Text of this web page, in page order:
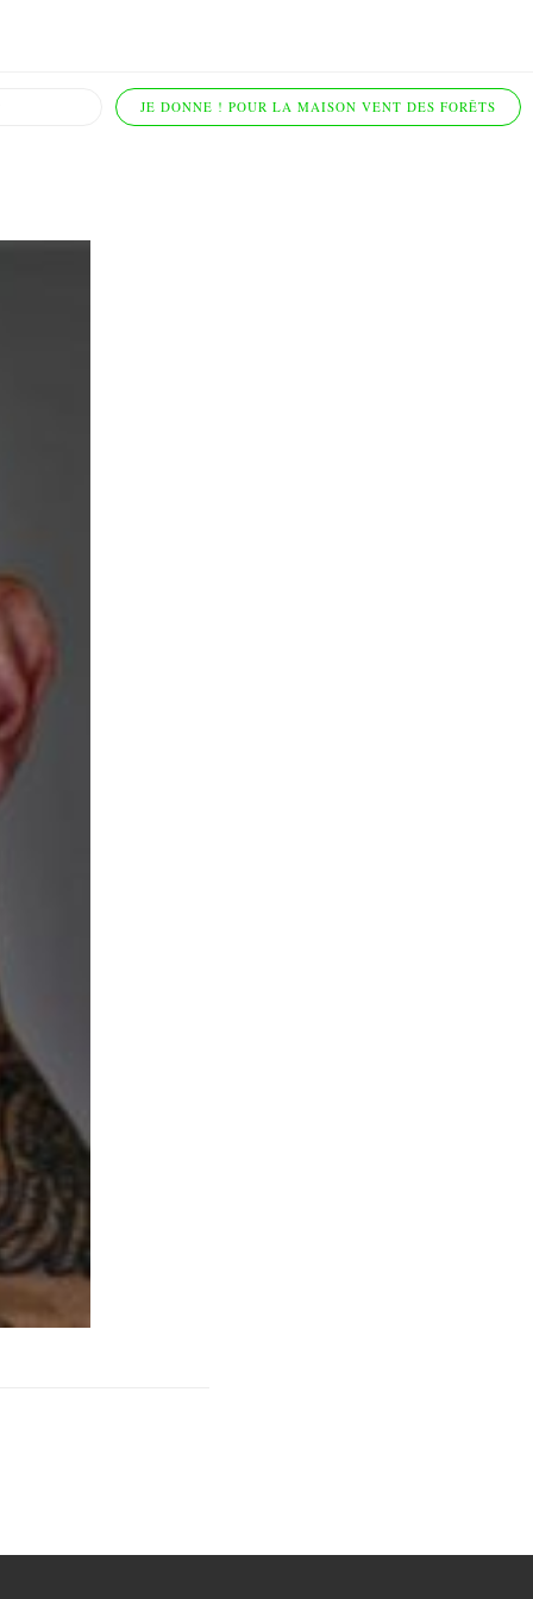
JE DONNE ! POUR LA MAISON VENT DES FORÊTS